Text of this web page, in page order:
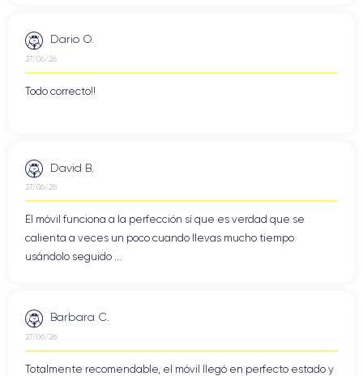
Dario O.
27/06/26
Todo correcto!!
David B.
27/06/26
El móvil funciona a la perfección sí que es verdad que se
calienta a veces un poco cuando llevas mucho tiempo
usándolo seguido ...
Barbara C.
27/06/26
Totalmente recomendable, el móvil llegó en perfecto estado y